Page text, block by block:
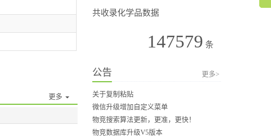
更多
共收录化学品数据
147579 条
公告 更多>
关于复制粘贴
微信升级增加自定义菜单
物竞搜索算法更新，更准，更快！
物竞数据库升级V5版本